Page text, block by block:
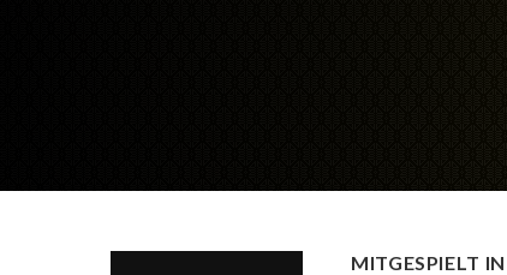
MITGESPIELT IN